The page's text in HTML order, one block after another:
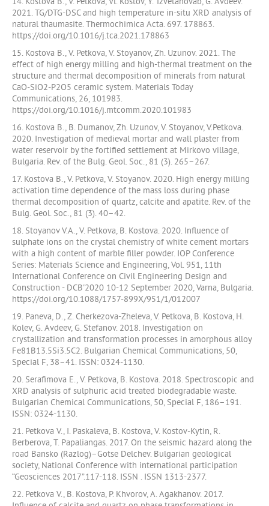
2021. TG/DTG-DSC and high temperature in-situ XRD analysis of
natural thaumasite. Thermochimica Acta. 697. 178863.
https://doi.org/10.1016/j.tca.2021.178863
15. Kostova B., V. Petkova, V. Stoyanov, Zh. Uzunov. 2021. The
effect of high energy milling and high-thermal treatment on the
structure and thermal decomposition of minerals from natural
CaO-SiO2-P2O5 ceramic system. Materials Today
Communications, 26, 101983.
https://doi.org/10.1016/j.mtcomm.2020.101983
16. Kostova B., B. Dumanov, Zh. Uzunov, V. Stoyanov, V.Petkova.
2020. Investigation of medieval mortar and wall plaster from
water reservoir by the fortified settlement at Mirkovo village,
Bulgaria. Rev. of the Bulg. Geol. Soc., 81 (3). 265–267.
17. Kostova B., V. Petkova, V. Stoyanov. 2020. High energy milling
activation time dependence of the mass loss during phase
thermal decomposition of quartz, calcite and apatite. Rev. of the
Bulg. Geol. Soc., 81 (3). 40–42.
18. Stoyanov V.A., V. Petkova, B. Kostova. 2020. Influence of
sulphate ions on the crystal chemistry of white cement mortars
with a high content of marble filler powder. IOP Conference
Series: Materials Science and Engineering, Vol. 951, 11th
International Conference on Civil Engineering Design and
Construction - DCB'2020 10-12 September 2020, Varna, Bulgaria.
https://doi.org/10.1088/1757-899X/951/1/012007
19. Paneva, D., Z. Cherkezova-Zheleva, V. Petkova, B. Kostova, H.
Kolev, G. Avdeev, G. Stefanov. 2018. Investigation on
crystallization and transformation processes in amorphous alloy
Fe81B13.5Si3.5C2. Bulgarian Chemical Communications, 50,
Special F, 38–41. ISSN: 0324-1130.
20. Serafimova E., V. Petkova, B. Kostova. 2018. Spectroscopic and
XRD analysis of sulphuric acid treated biodegradable waste.
Bulgarian Chemical Communications, 50, Special F, 186–191.
ISSN: 0324-1130.
21. Petkova V., I. Paskaleva, B. Kostova, V. Kostov-Kytin, R.
Berberova, T. Papaliangas. 2017. On the seismic hazard along the
road Bansko (Razlog)–Gotse Delchev. Bulgarian geological
society, National Conference with international participation
“Geosciences 2017”.117-118. ISSN . ISSN 1313-2377.
22. Petkova V., B. Kostova, P. Khvorov, A. Agakhanov. 2017.